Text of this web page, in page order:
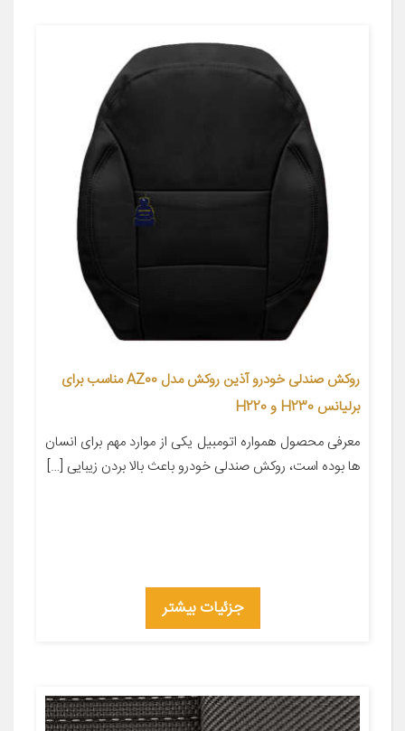
روکش صندلی خودرو آذین روکش مدل AZ00 مناسب برای
برلیانس H230 و H220
معرفی محصول همواره اتومبیل یکی از موارد مهم برای انسان
ها بوده است، روکش صندلی خودرو باعث بالا بردن زیبایی […]
جزئیات بیشتر